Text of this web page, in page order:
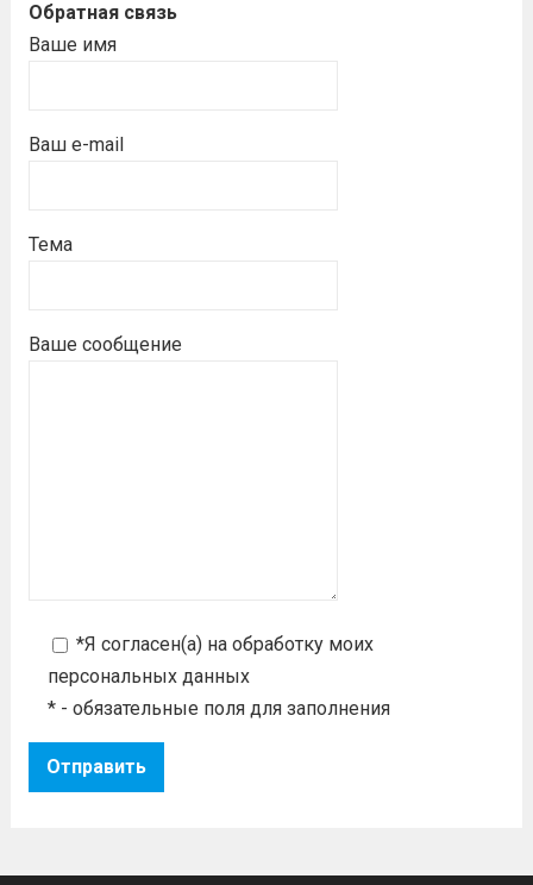
Обратная связь
Ваше имя
Ваш e-mail
Тема
Ваше сообщение
*Я согласен(а) на обработку моих
персональных данных
* - обязательные поля для заполнения